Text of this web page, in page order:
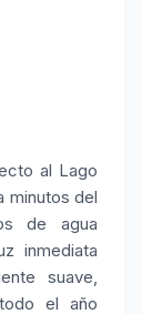
al Lago
minutos del
de agua
inmediata
suave,
el año